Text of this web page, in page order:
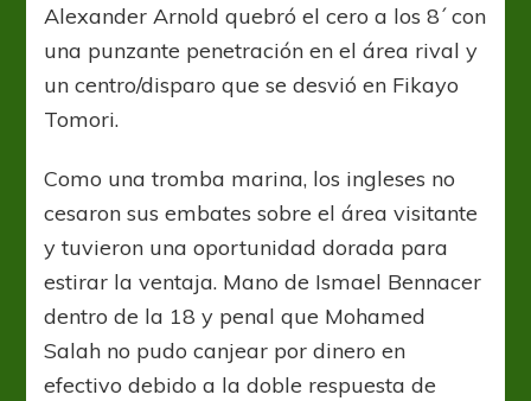
Alexander Arnold quebró el cero a los 8´ con
una punzante penetración en el área rival y
un centro/disparo que se desvió en Fikayo
Tomori.
Como una tromba marina, los ingleses no
cesaron sus embates sobre el área visitante
y tuvieron una oportunidad dorada para
estirar la ventaja. Mano de Ismael Bennacer
dentro de la 18 y penal que Mohamed
Salah no pudo canjear por dinero en
efectivo debido a la doble respuesta de